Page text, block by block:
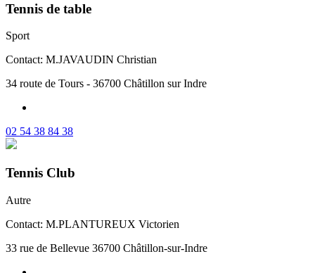
Tennis de table
Sport
Contact: M.JAVAUDIN Christian
34 route de Tours - 36700 Châtillon sur Indre
02 54 38 84 38
Tennis Club
Autre
Contact: M.PLANTUREUX Victorien
33 rue de Bellevue 36700 Châtillon-sur-Indre